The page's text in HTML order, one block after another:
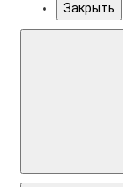
Закрыть